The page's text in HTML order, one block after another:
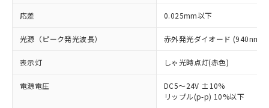
応差 0.025mm以下
光源（ピーク発光波長） 赤外発光ダイオード (940nm)
表示灯 しゃ光時点灯(赤色)
電源電圧
DC5～24V ±10%
リップル(p-p) 10%以下